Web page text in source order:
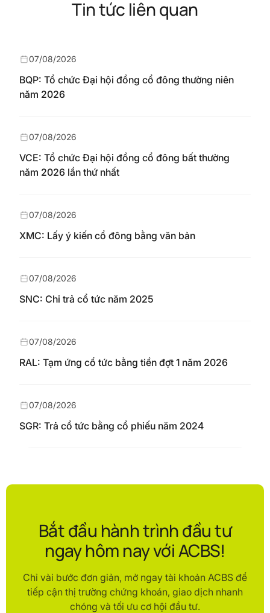
Tin tức liên quan
BQP: Tổ chức Đại hội đồng cổ đông thường niên
năm 2026
07/08/2026
VCE: Tổ chức Đại hội đồng cổ đông bất thường
năm 2026 lần thứ nhất
07/08/2026
XMC: Lấy ý kiến cổ đông bằng văn bản
07/08/2026
SNC: Chi trả cổ tức năm 2025
07/08/2026
RAL: Tạm ứng cổ tức bằng tiền đợt 1 năm 2026
07/08/2026
SGR: Trả cổ tức bằng cổ phiếu năm 2024
07/08/2026
Bắt đầu hành trình đầu tư
ngay hôm nay với ACBS!
Chỉ vài bước đơn giản, mở ngay tài khoản ACBS để
tiếp cận thị trường chứng khoán, giao dịch nhanh
chóng và tối ưu cơ hội đầu tư.